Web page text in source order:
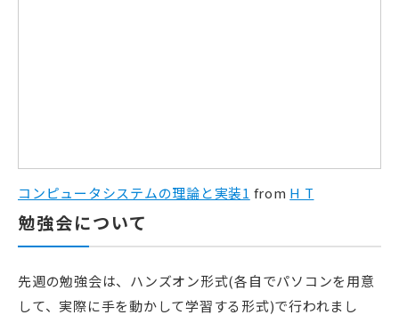
コンピュータシステムの理論と実装1 from H T
勉強会について
先週の勉強会は、ハンズオン形式(各自でパソコンを用意
して、実際に手を動かして学習する形式)で行われまし